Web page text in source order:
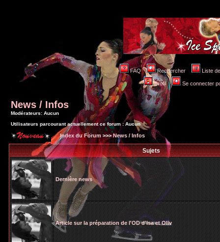
FAQ Rechercher Liste
Profil Se connecter
News / Infos
Modérateurs: Aucun
Utilisateurs parcourant actuellement ce forum : Aucun
Index du Forum >>>News / Infos
Sujets
Dernière news
Article sur la préparation de l'OD d'Isa et Oliv